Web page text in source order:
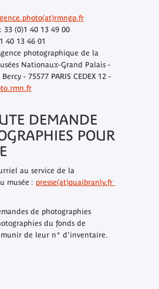
33 (0)1 40 13 49 00
40 13 46 01
photographique de la
Nationaux-Grand Palais -
- 75577 PARIS CEDEX 12 -
DEMANDE
POUR
au service de la
musée : presse(at)quaibranly.fr
de photographies
du fonds de
de leur n° d'inventaire.